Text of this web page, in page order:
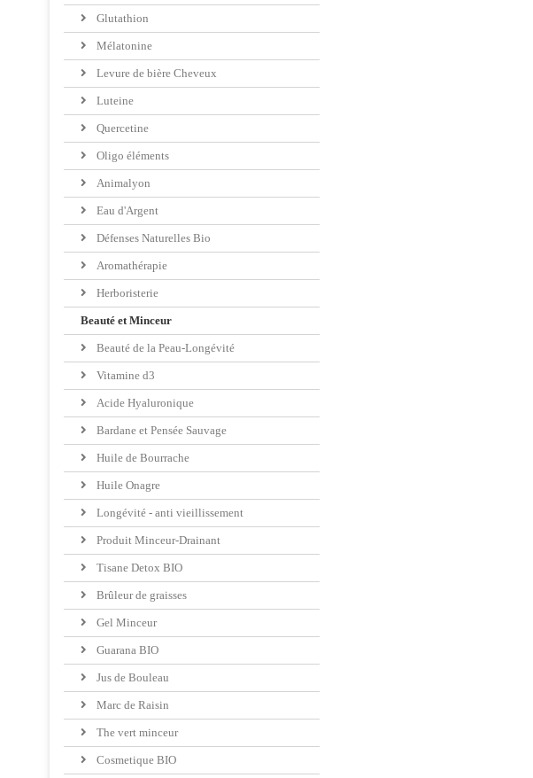
Glutathion
Mélatonine
Levure de bière Cheveux
Luteine
Quercetine
Oligo éléments
Animalyon
Eau d'Argent
Défenses Naturelles Bio
Aromathérapie
Herboristerie
Beauté et Minceur
Beauté de la Peau-Longévité
Vitamine d3
Acide Hyaluronique
Bardane et Pensée Sauvage
Huile de Bourrache
Huile Onagre
Longévité - anti vieillissement
Produit Minceur-Drainant
Tisane Detox BIO
Brûleur de graisses
Gel Minceur
Guarana BIO
Jus de Bouleau
Marc de Raisin
The vert minceur
Cosmetique BIO